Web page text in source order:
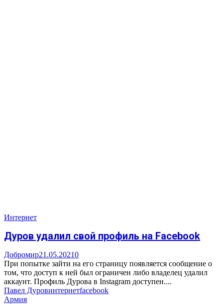
Интернет
Дуров удалил свой профиль на Facebook
Добромир21.05.20210
При попытке зайти на его страницу появляется сообщение о
том, что доступ к ней был ограничен либо владелец удалил
аккаунт. Профиль Дурова в Instagram доступен....
Павел Дуровинтернетfacebook
Армия